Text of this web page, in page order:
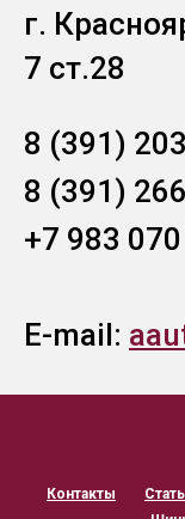
г.
7 ст.28
8 (391)
8 (391)
+7 983
E-mail:
Контакты